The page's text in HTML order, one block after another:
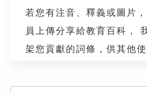
若您有注音、釋義或圖片
員上傳分享給教育百科，
架您貢獻的詞條，供其他使